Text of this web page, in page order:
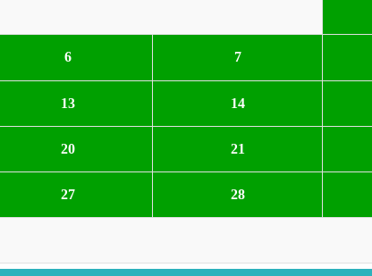
6 7
13 14
20 21
27 28